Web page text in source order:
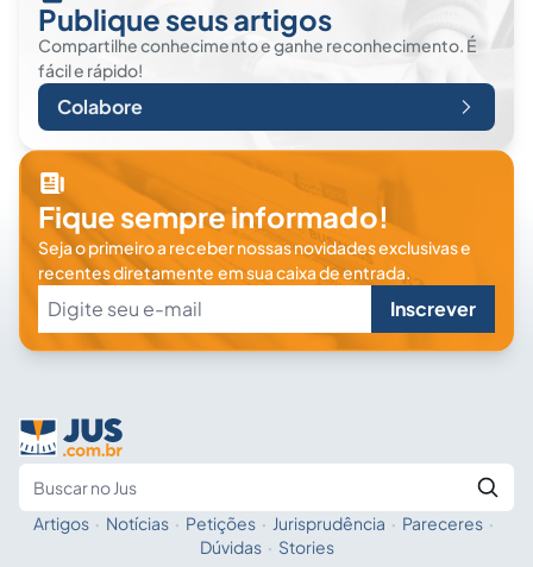
Publique seus artigos
Compartilhe conhecimento e ganhe reconhecimento. É
fácil e rápido!
Colabore
Fique sempre informado!
Seja o primeiro a receber nossas novidades exclusivas e
recentes diretamente em sua caixa de entrada.
Inscrever
Fale com a IA
Artigos · Notícias · Petições · Jurisprudência · Pareceres ·
Dúvidas · Stories